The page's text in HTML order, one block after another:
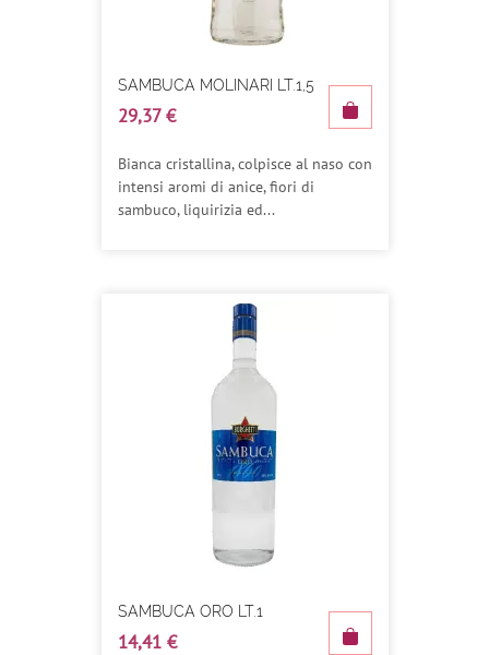
SAMBUCA MOLINARI LT.1,5
29,37 €
Bianca cristallina, colpisce al naso con
intensi aromi di anice, fiori di
sambuco, liquirizia ed...
SAMBUCA ORO LT.1
14,41 €